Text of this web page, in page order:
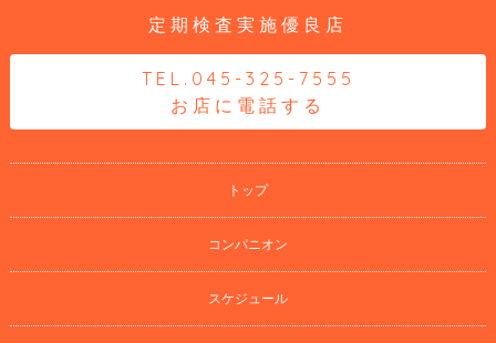
定期検査実施優良店
TEL.045-325-7555
お店に電話する
トップ
コンパニオン
スケジュール